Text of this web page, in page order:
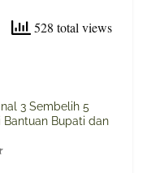
528 total views
3 Sembelih 5
Bantuan Bupati dan